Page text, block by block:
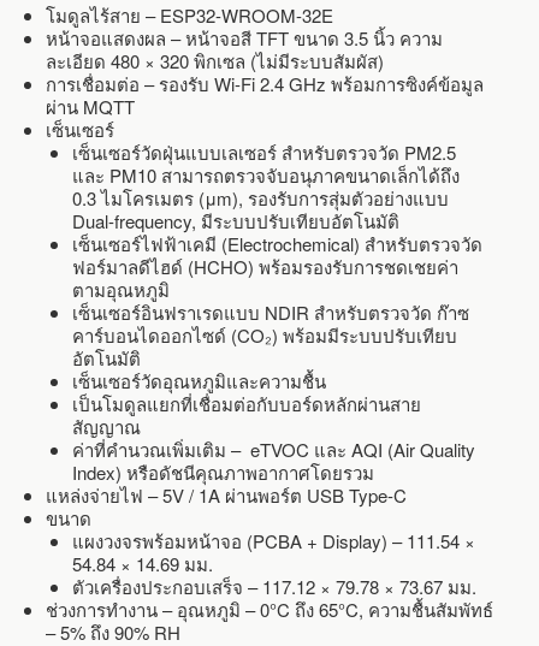
โมดูลไร้สาย – ESP32-WROOM-32E
หน้าจอแสดงผล – หน้าจอสี TFT ขนาด 3.5 นิ้ว ความ
ละเอียด 480 × 320 พิกเซล (ไม่มีระบบสัมผัส)
การเชื่อมต่อ – รองรับ Wi-Fi 2.4 GHz พร้อมการซิงค์ข้อมูล
ผ่าน MQTT
เซ็นเซอร์
เซ็นเซอร์วัดฝุ่นแบบเลเซอร์ สำหรับตรวจวัด PM2.5
และ PM10 สามารถตรวจจับอนุภาคขนาดเล็กได้ถึง
0.3 ไมโครเมตร (μm), รองรับการสุ่มตัวอย่างแบบ
Dual-frequency, มีระบบปรับเทียบอัตโนมัติ
เซ็นเซอร์ไฟฟ้าเคมี (Electrochemical) สำหรับตรวจวัด
ฟอร์มาลดีไฮด์ (HCHO) พร้อมรองรับการชดเชยค่า
ตามอุณหภูมิ
เซ็นเซอร์อินฟราเรดแบบ NDIR สำหรับตรวจวัด ก๊าซ
คาร์บอนไดออกไซด์ (CO₂) พร้อมมีระบบปรับเทียบ
อัตโนมัติ
เซ็นเซอร์วัดอุณหภูมิและความชื้น
เป็นโมดูลแยกที่เชื่อมต่อกับบอร์ดหลักผ่านสาย
สัญญาณ
ค่าที่คำนวณเพิ่มเติม – eTVOC และ AQI (Air Quality
Index) หรือดัชนีคุณภาพอากาศโดยรวม
แหล่งจ่ายไฟ – 5V / 1A ผ่านพอร์ต USB Type-C
ขนาด
แผงวงจรพร้อมหน้าจอ (PCBA + Display) – 111.54 ×
54.84 × 14.69 มม.
ตัวเครื่องประกอบเสร็จ – 117.12 × 79.78 × 73.67 มม.
ช่วงการทำงาน – อุณหภูมิ – 0°C ถึง 65°C, ความชื้นสัมพัทธ์
– 5% ถึง 90% RH